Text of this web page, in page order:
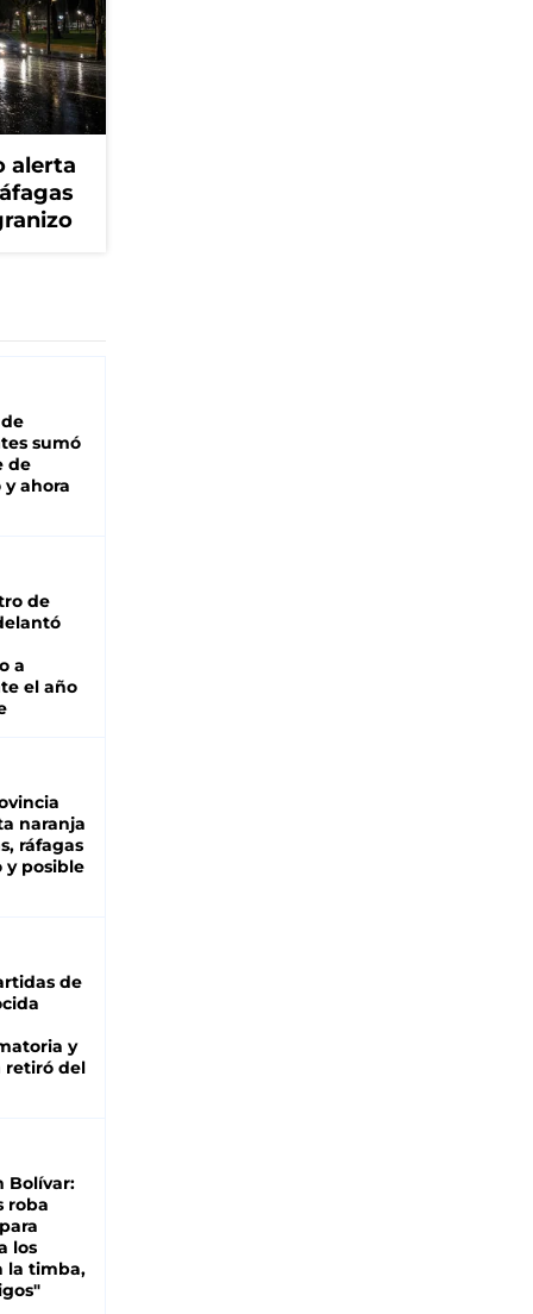
alerta
sumó
de
y ahora
de
a
el año
naranja
ráfagas
y posible
de
y
retiró del
Bolívar:
roba
los
la timba,